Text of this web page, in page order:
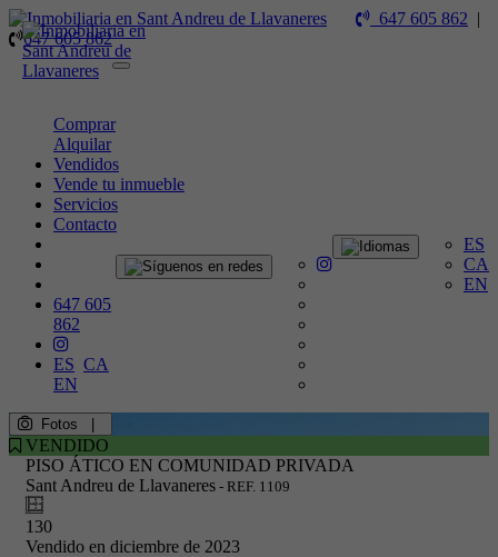
647 605 862 |
647 605 862
Toggle
Comprar
Alquilar
Vendidos
Vende tu inmueble
Servicios
Contacto
ES
CA
EN
647 605
862
ES CA
EN
Fotos
VENDIDO
PISO ÁTICO EN COMUNIDAD PRIVADA
Sant Andreu de Llavaneres - REF. 1109
130
Vendido en diciembre de 2023